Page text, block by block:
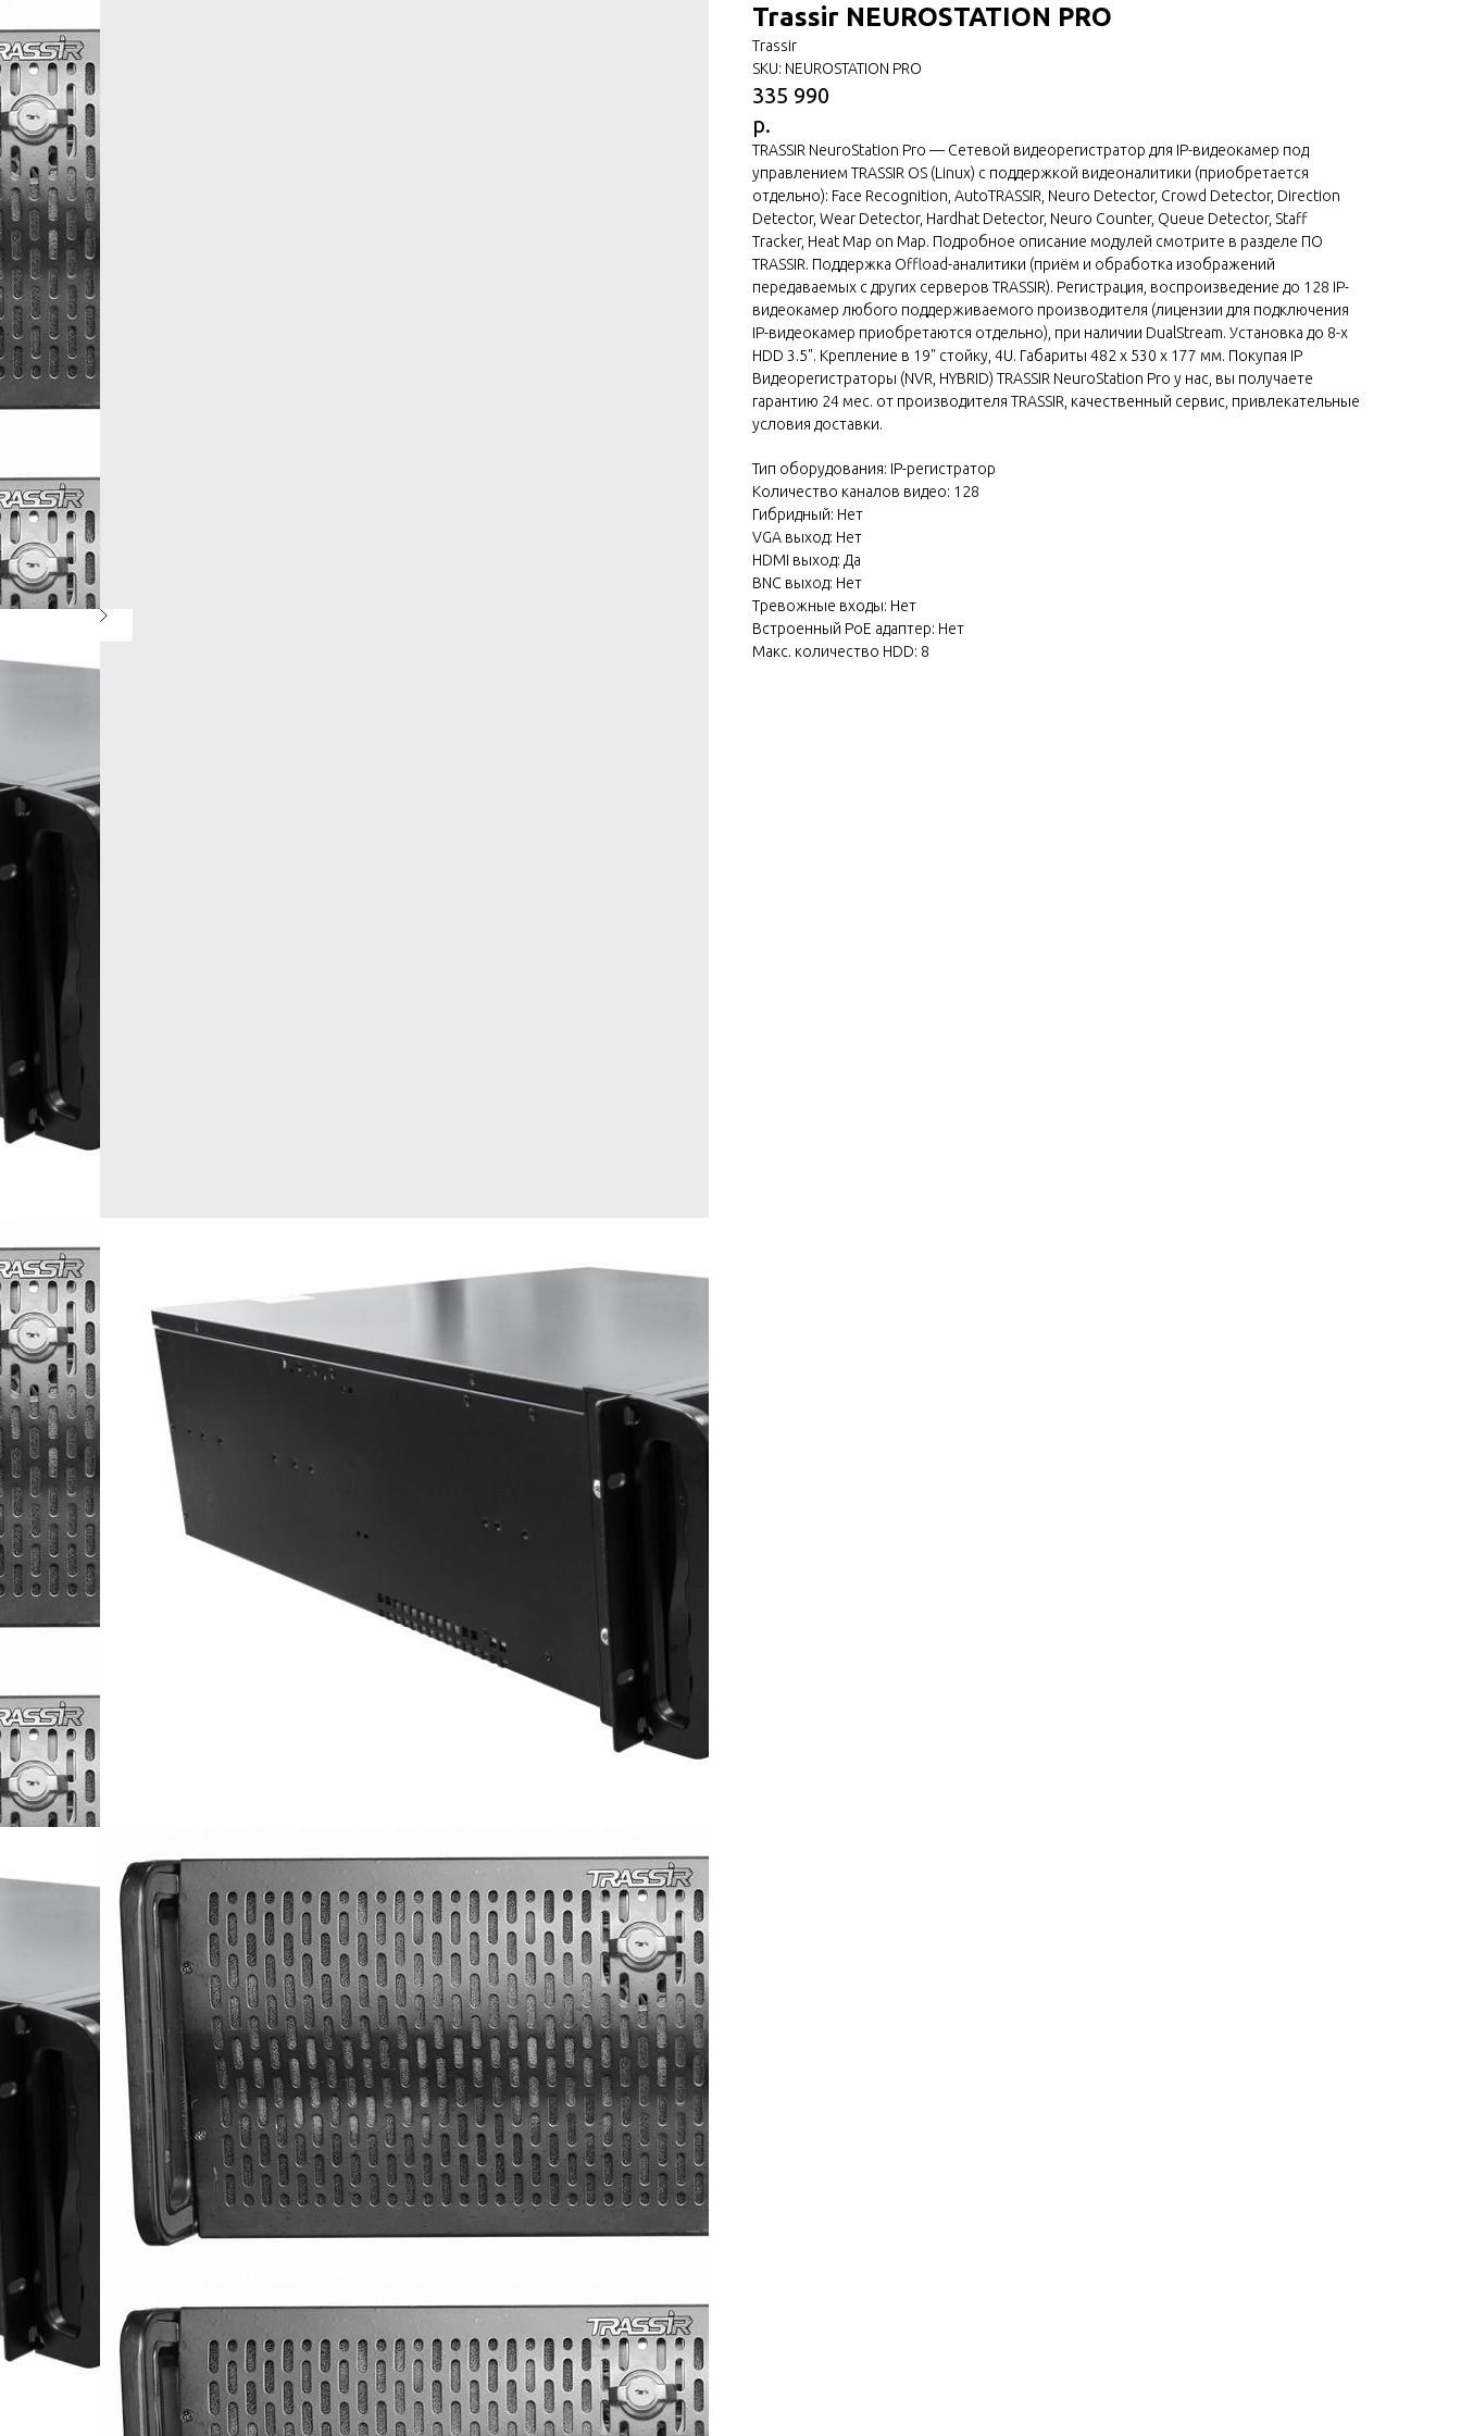
Trassir NEUROSTATION PRO
Trassir
SKU: NEUROSTATION PRO
335 990
р.
TRASSIR NeuroStation Pro — Сетевой видеорегистратор для IP-видеокамер под
управлением TRASSIR OS (Linux) с поддержкой видеоналитики (приобретается
отдельно): Face Recognition, AutoTRASSIR, Neuro Detector, Crowd Detector, Direction
Detector, Wear Detector, Hardhat Detector, Neuro Counter, Queue Detector, Staff
Tracker, Heat Map on Map. Подробное описание модулей смотрите в разделе ПО
TRASSIR. Поддержка Offload-аналитики (приём и обработка изображений
передаваемых с других серверов TRASSIR). Регистрация, воспроизведение до 128 IP-
видеокамер любого поддерживаемого производителя (лицензии для подключения
IP-видеокамер приобретаются отдельно), при наличии DualStream. Установка до 8-х
HDD 3.5". Крепление в 19" стойку, 4U. Габариты 482 х 530 х 177 мм. Покупая IP
Видеорегистраторы (NVR, HYBRID) TRASSIR NeuroStation Pro у нас, вы получаете
гарантию 24 мес. от производителя TRASSIR, качественный сервис, привлекательные
условия доставки.
Тип оборудования: IP-регистратор
Количество каналов видео: 128
Гибридный: Нет
VGA выход: Нет
HDMI выход: Да
BNC выход: Нет
Тревожные входы: Нет
Встроенный PoE адаптер: Нет
Макс. количество HDD: 8